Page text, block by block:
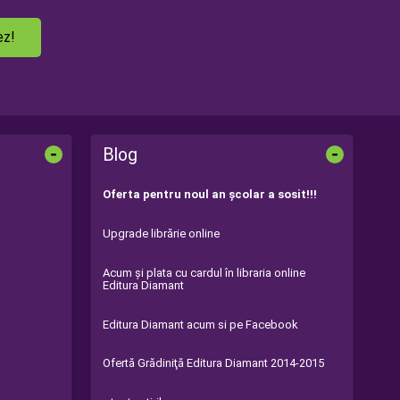
- Blog -
Oferta pentru noul an şcolar a sosit!!!
Upgrade librărie online
Acum şi plata cu cardul în libraria online
Editura Diamant
Editura Diamant acum si pe Facebook
Ofertă Grădiniţă Editura Diamant 2014-2015